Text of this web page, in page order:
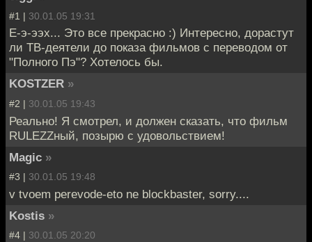
#1 | 30.01.05 19:31
Е-э-ээх... Это все прекрасно :) Интересно, дорастут
ли ТВ-деятели до показа фильмов с переводом от
"Полного Пэ"? Хотелось бы.
KOSTZER »
#2 | 30.01.05 19:43
Реально! Я смотрел, и должен сказать, что фильм
RULEZZный, позырю с удовольствием!
Magic »
#3 | 30.01.05 19:48
v tvoem perevode-eto ne blockbaster, sorry....
Kostis »
#4 | 30.01.05 20:20